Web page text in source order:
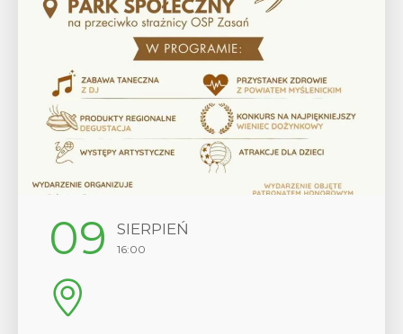
12 SIERPIEŃ
17:00